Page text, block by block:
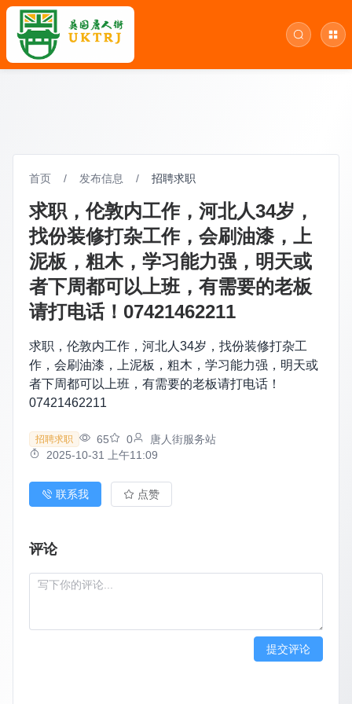
首页 / 发布信息 / 招聘求职
求职，伦敦内工作，河北人34岁，
找份装修打杂工作，会刷油漆，上
泥板，粗木，学习能力强，明天或
者下周都可以上班，有需要的老板
请打电话！07421462211
求职，伦敦内工作，河北人34岁，找份装修打杂工
作，会刷油漆，上泥板，粗木，学习能力强，明天或
者下周都可以上班，有需要的老板请打电话！
07421462211
招聘求职 65 0
唐人街服务站
2025-10-31 上午11:09
联系我 点赞
评论
提交评论